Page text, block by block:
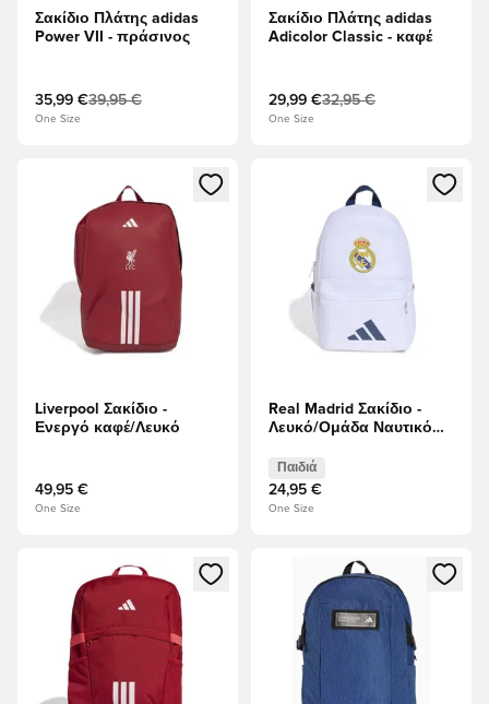
Σακίδιο Πλάτης adidas
Power VII - πράσινος
35,99 €39,95 €
One Size
Σακίδιο Πλάτης adidas
Adicolor Classic - καφέ
29,99 €32,95 €
One Size
Ανοίγει ένα Modal για να συνδεθείτε ή να εγγραφείτε ως
Liverpool Σακίδιο -
Ενεργό καφέ/Λευκό
49,95 €
One Size
Ανοίγει ένα Modal για να
Real Madrid Σακίδιο -
Λευκό/Ομάδα Ναυτικό
Παιδιά
24,95 €
One Size
Ανοίγει ένα Modal για να συνδεθείτε ή να εγγραφείτε ως
Ανοίγει ένα Modal για να